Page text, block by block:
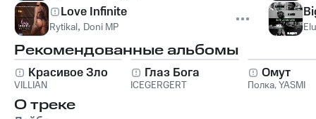
Love Infinite
Rytikal, Doni MP
Рекомендованные альбомы
Красивое Зло
VILLIAN
Глаз Бога
ICEGERGERT
Омут
Полка,YASMI
О треке